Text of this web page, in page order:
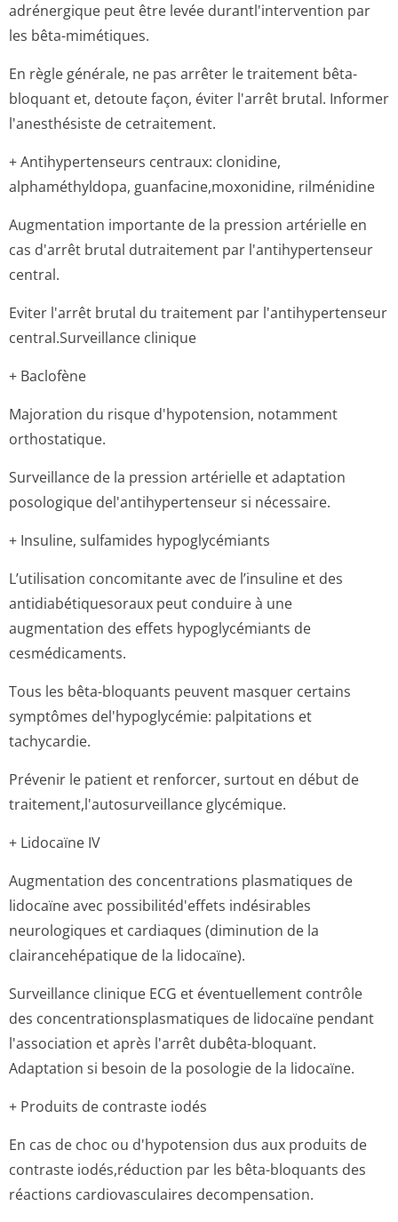
adrénergique peut être levée durantl'inter­vention par
les bêta-mimétiques.
En règle générale, ne pas arrêter le traitement bêta-
bloquant et, detoute façon, éviter l'arrêt brutal. Informer
l'anesthésiste de cetraitement.
+ Antihypertenseurs centraux: clonidine,
alphaméthyldopa, guanfacine,mo­xonidine, rilménidine
Augmentation importante de la pression artérielle en
cas d'arrêt brutal dutraitement par l'antihypertenseur
central.
Eviter l'arrêt brutal du traitement par l'antihypertenseur
central.Surve­illance clinique
+ Baclofène
Majoration du risque d'hypotension, notamment
orthostatique.
Surveillance de la pression artérielle et adaptation
posologique del'antihyper­tenseur si nécessaire.
+ Insuline, sulfamides hypoglycémiants
L’utilisation concomitante avec de l’insuline et des
antidiabétiqu­esoraux peut conduire à une
augmentation des effets hypoglycémiants de
cesmédicaments.
Tous les bêta-bloquants peuvent masquer certains
symptômes del'hypoglycémie: palpitations et
tachycardie.
Prévenir le patient et renforcer, surtout en début de
traitement,l'au­tosurveillance glycémique.
+ Lidocaïne IV
Augmentation des concentrations plasmatiques de
lidocaïne avec possibilitéd'effets indésirables
neurologiques et cardiaques (diminution de la
clairancehépatique de la lidocaïne).
Surveillance clinique ECG et éventuellement contrôle
des concentration­splasmatiques de lidocaïne pendant
l'association et après l'arrêt dubêta-bloquant.
Adaptation si besoin de la posologie de la lidocaïne.
+ Produits de contraste iodés
En cas de choc ou d'hypotension dus aux produits de
contraste iodés,réduction par les bêta-bloquants des
réactions cardiovasculaires decompensation.